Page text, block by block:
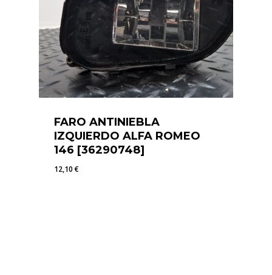
FARO ANTINIEBLA
IZQUIERDO ALFA ROMEO
146 [36290748]
12,10€